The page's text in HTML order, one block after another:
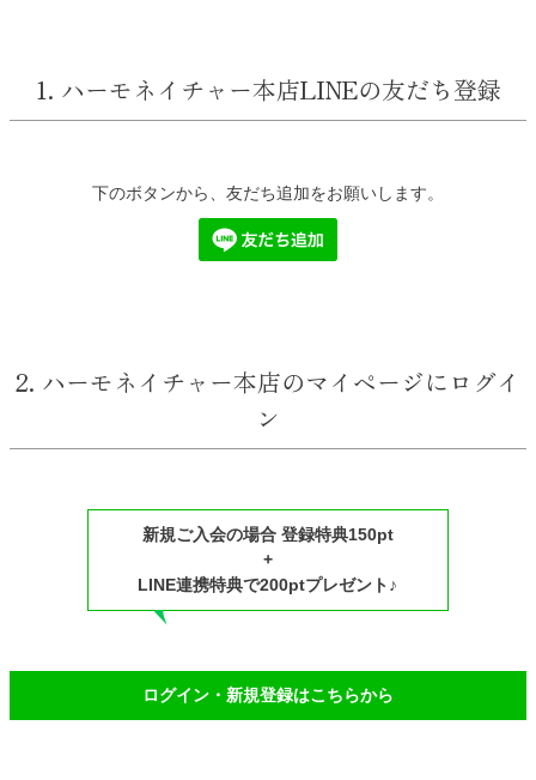
1. ハーモネイチャー本店LINEの友だち登録
下のボタンから、友だち追加をお願いします。
2. ハーモネイチャー本店のマイページにログイ
ン
新規ご入会の場合 登録特典150pt
+
LINE連携特典で200ptプレゼント♪
ログイン・新規登録はこちらから